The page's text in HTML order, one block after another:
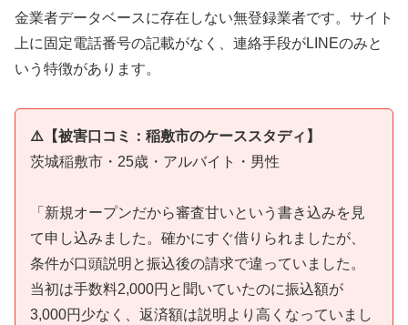
金業者データベースに存在しない無登録業者です。サイト
上に固定電話番号の記載がなく、連絡手段がLINEのみと
いう特徴があります。
⚠️【被害口コミ：稲敷市のケーススタディ】
茨城稲敷市・25歳・アルバイト・男性
「新規オープンだから審査甘いという書き込みを見
て申し込みました。確かにすぐ借りられましたが、
条件が口頭説明と振込後の請求で違っていました。
当初は手数料2,000円と聞いていたのに振込額が
3,000円少なく、返済額は説明より高くなっていまし